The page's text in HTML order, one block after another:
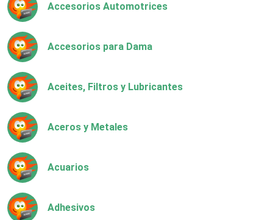
Accesorios Automotrices
Accesorios para Dama
Aceites, Filtros y Lubricantes
Aceros y Metales
Acuarios
Adhesivos